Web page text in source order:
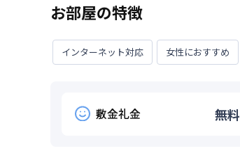
お部屋の特徴
インターネット対応 女性におすすめ
敷金礼金 無料